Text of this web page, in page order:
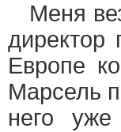
Меня
директор
Европе
Марсель
него